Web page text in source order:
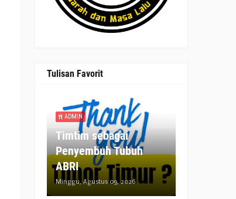
Tulisan Favorit
ADMIN
Timtim sebagai
Penyembuh Tubuh
ABRI
Minggu, Agustus 09, 2026